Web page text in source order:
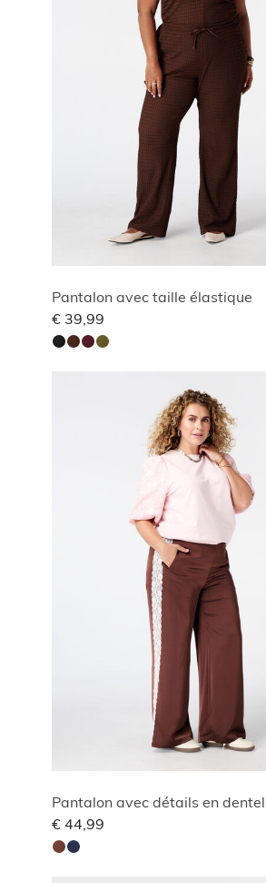
Pantalon avec taille élastique
€ 39,99
€ 44,99